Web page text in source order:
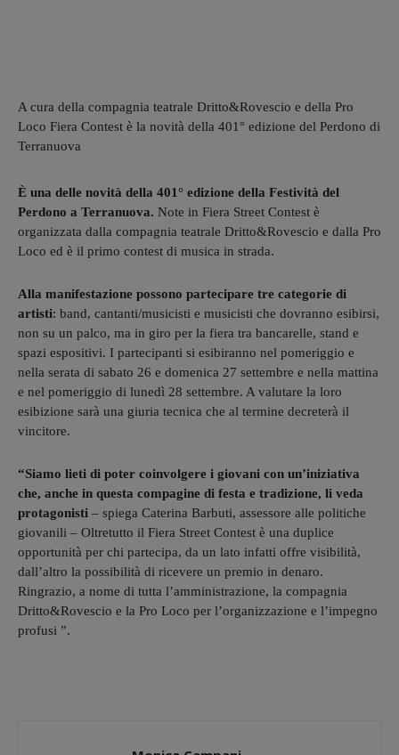
A cura della compagnia teatrale Dritto&Rovescio e della Pro
Loco Fiera Contest è la novità della 401° edizione del Perdono di
Terranuova
È una delle novità della 401° edizione della Festività del
Perdono a Terranuova. Note in Fiera Street Contest è
organizzata dalla compagnia teatrale Dritto&Rovescio e dalla Pro
Loco ed è il primo contest di musica in strada.
Alla manifestazione possono partecipare tre categorie di
artisti: band, cantanti/musicisti e musicisti che dovranno esibirsi,
non su un palco, ma in giro per la fiera tra bancarelle, stand e
spazi espositivi. I partecipanti si esibiranno nel pomeriggio e
nella serata di sabato 26 e domenica 27 settembre e nella mattina
e nel pomeriggio di lunedì 28 settembre. A valutare la loro
esibizione sarà una giuria tecnica che al termine decreterà il
vincitore.
“Siamo lieti di poter coinvolgere i giovani con un’iniziativa
che, anche in questa compagine di festa e tradizione, li veda
protagonisti – spiega Caterina Barbuti, assessore alle politiche
giovanili – Oltretutto il Fiera Street Contest è una duplice
opportunità per chi partecipa, da un lato infatti offre visibilità,
dall’altro la possibilità di ricevere un premio in denaro.
Ringrazio, a nome di tutta l’amministrazione, la compagnia
Dritto&Rovescio e la Pro Loco per l’organizzazione e l’impegno
profusi ”.